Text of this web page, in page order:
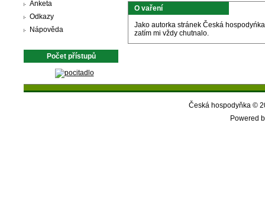
Anketa
Odkazy
Nápověda
Počet přístupů
O vaření
Jako autorka stránek Česká
zatím mi vždy chutnalo.
Česká hospodyňka ©
Powered